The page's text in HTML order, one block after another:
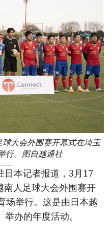
大会外围赛开幕式在埼玉
行。图自越通社
本记者报道，3月17
南人足球大会外围赛开
场举行。这是由日本越
办的年度活动。